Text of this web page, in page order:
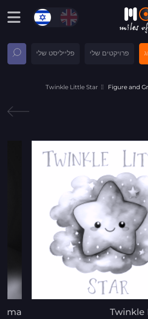
פרויקטים שלי פלייליסט שלי
Figure and
Twinkle Little Star
Twinkle